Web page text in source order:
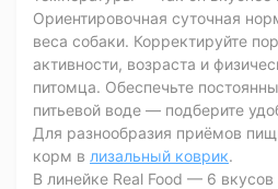
Ориентировочная суточная
веса собаки. Корректируйте
активности, возраста и
питомца. Обеспечьте
питьевой воде — подберите
Для разнообразия приёмов
корм в лизальный коврик.
В линейке Real Food — 6